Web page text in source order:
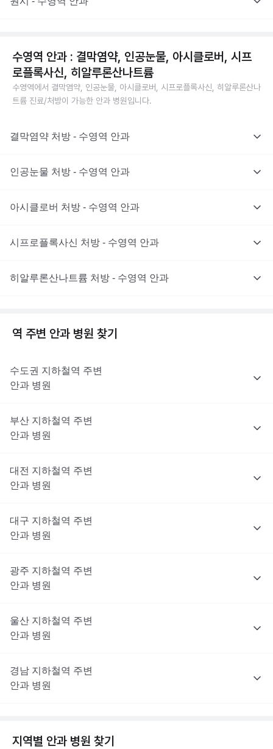
수영역 안과 : 결막염약, 인공눈물, 아시클로버, 시프
로플록사신, 히알루론산나트륨
수영역에서 결막염약, 인공눈물, 아시클로버, 시프로플록사신, 히알루론산나
트륨 진료/처방이 가능한 안과 병원입니다.
결막염약 처방 - 수영역 안과
인공눈물 처방 - 수영역 안과
아시클로버 처방 - 수영역 안과
시프로플록사신 처방 - 수영역 안과
히알루론산나트륨 처방 - 수영역 안과
역 주변 안과 병원 찾기
수도권 지하철역 주변
안과 병원
부산 지하철역 주변
안과 병원
대전 지하철역 주변
안과 병원
대구 지하철역 주변
안과 병원
광주 지하철역 주변
안과 병원
울산 지하철역 주변
안과 병원
경남 지하철역 주변
안과 병원
지역별 안과 병원 찾기